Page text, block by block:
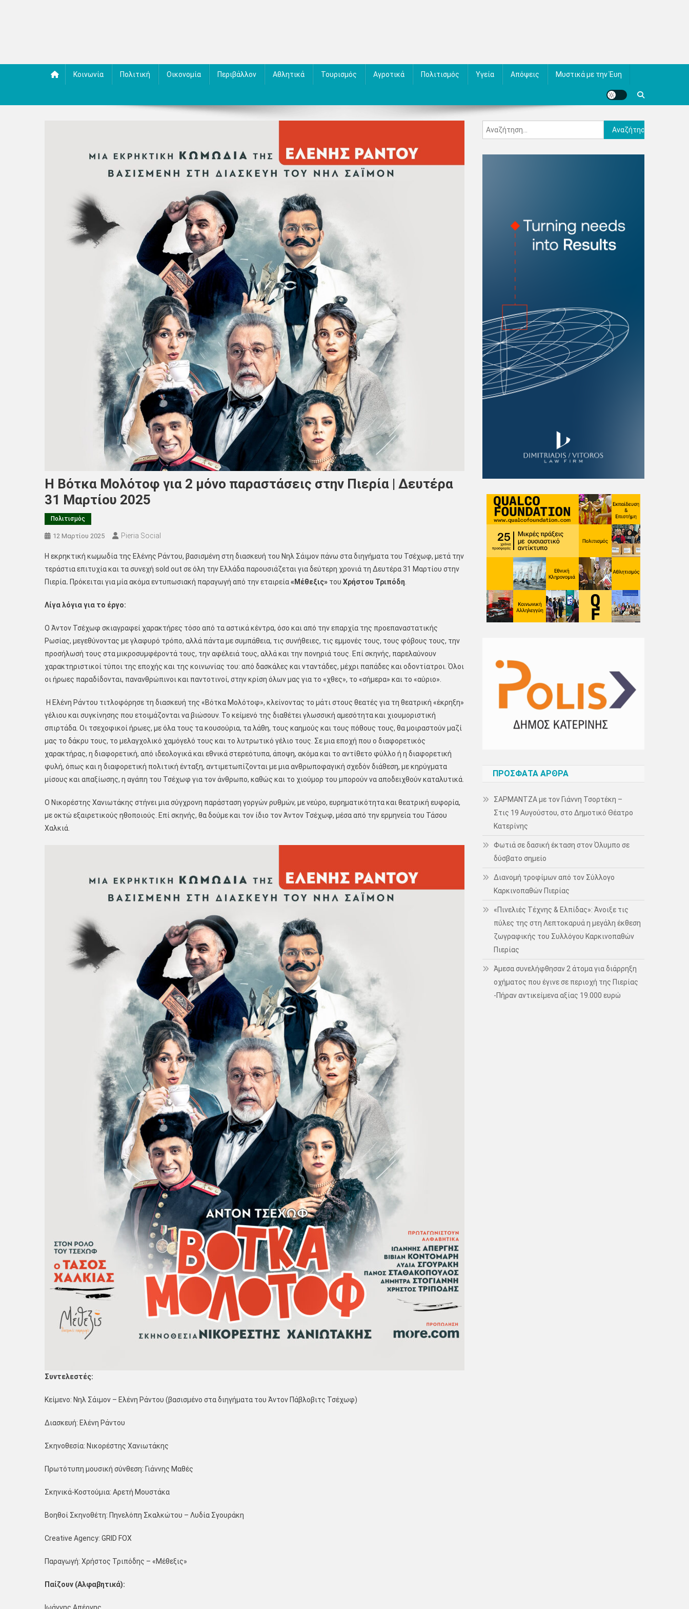
Κοινωνία Πολιτική Οικονομία Περιβάλλον Αθλητικά Τουρισμός Αγροτικά Πολιτισμός Υγεία Απόψεις Μυστικά με την Έυη
Η Βότκα Μολότοφ για 2 μόνο παραστάσεις στην Πιερία | Δευτέρα
31 Μαρτίου 2025
Πολιτισμός
12 Μαρτίου 2025 Pieria Social
Η εκρηκτική κωμωδία της Ελένης Ράντου, βασισμένη στη διασκευή του Νηλ Σάιμον πάνω στα διηγήματα του Τσέχωφ, μετά την
τεράστια επιτυχία και τα συνεχή sold out σε όλη την Ελλάδα παρουσιάζεται για δεύτερη χρονιά τη Δευτέρα 31 Μαρτίου στην
Πιερία. Πρόκειται για μία ακόμα εντυπωσιακή παραγωγή από την εταιρεία«Μέθεξις» του Χρήστου Τριπόδη
Λίγα λόγια για το έργο:
Ο Άντον Τσέχωφ σκιαγραφεί χαρακτήρες τόσο από τα αστικά κέντρα, όσο και από την επαρχία της προεπαναστατικής
Ρωσίας, μεγεθύνοντας με γλαφυρό τρόπο, αλλά πάντα με συμπάθεια, τις συνήθειες, τις εμμονές τους, τους φόβους τους, την
προσήλωσή τους στα μικροσυμφέροντά τους, την αφέλειά τους, αλλά και την πονηριά τους. Επί σκηνής, παρελαύνουν
χαρακτηριστικοί τύποι της εποχής και της κοινωνίας του: από δασκάλες και νταντάδες, μέχρι παπάδες και οδοντίατροι. Όλοι
οι ήρωες παραδίδονται, πανανθρώπινοι και παντοτινοί, στην κρίση όλων μας για το «χθες», το «σήμερα» και το «αύριο».
Η Ελένη Ράντου τιτλοφόρησε τη διασκευή της «Βότκα Μολότοφ», κλείνοντας το μάτι στους θεατές για τη θεατρική «έκρηξη»
γέλιου και συγκίνησης που ετοιμάζονται να βιώσουν. Το κείμενό της διαθέτει γλωσσική αμεσότητα και χιουμοριστική
σπιρτάδα. Οι τσεχοφικοί ήρωες, με όλα τους τα κουσούρια, τα λάθη, τους καημούς και τους πόθους τους, θα μοιραστούν μαζί
μας το δάκρυ τους, το μελαγχολικό χαμόγελό τους και το λυτρωτικό γέλιο τους. Σε μια εποχή που ο διαφορετικός
χαρακτήρας, η διαφορετική, από ιδεολογικά και εθνικά στερεότυπα, άποψη, ακόμα και το αντίθετο φύλλο ή η διαφορετική
φυλή, όπως και η διαφορετική πολιτική ένταξη, αντιμετωπίζονται με μια ανθρωποφαγική σχεδόν διάθεση, με κηρύγματα
μίσους και απαξίωσης, η αγάπη του Τσέχωφ για τον άνθρωπο, καθώς και το χιούμορ του μπορούν να αποδειχθούν καταλυτικά.
Ο Νικορέστης Χανιωτάκης στήνει μια σύγχρονη παράσταση γοργών ρυθμών, με νεύρο, ευρηματικότητα και θεατρική ευφορία,
με οκτώ εξαιρετικούς ηθοποιούς. Επί σκηνής, θα δούμε και τον ίδιο τον Άντον Τσέχωφ, μέσα από την ερμηνεία του Τάσου
Χαλκιά.
Συντελεστές:
Κείμενο: Νηλ Σάιμον – Ελένη Ράντου (βασισμένο στα διηγήματα του Άντον Πάβλοβιτς Τσέχωφ)
Διασκευή: Ελένη Ράντου
Σκηνοθεσία: Νικορέστης Χανιωτάκης
Πρωτότυπη μουσική σύνθεση: Γιάννης Μαθές
Σκηνικά-Κοστούμια: Αρετή Μουστάκα
Βοηθοί Σκηνοθέτη: Πηνελόπη Σκαλκώτου – Λυδία Σγουράκη
Creative Agency: GRID FOX
Παραγωγή: Χρήστος Τριπόδης – «Μέθεξις»
Παίζουν (Αλφαβητικά):
Αναζήτηση
για:
ΠΡΌΣΦΑΤΑ ΆΡΘΡΑ
ΣΑΡΜΑΝΤΖΑ με τον Γιάννη Τσορτέκη –
Στις 19 Αυγούστου, στο Δημοτικό Θέατρο
Κατερίνης
Φωτιά σε δασική έκταση στον Όλυμπο σε
δύσβατο σημείο
Διανομή τροφίμων από τον Σύλλογο
Καρκινοπαθών Πιερίας
«Πινελιές Τέχνης & Ελπίδας»: Άνοιξε τις
πύλες της στη Λεπτοκαρυά η μεγάλη έκθεση
ζωγραφικής του Συλλόγου Καρκινοπαθών
Πιερίας
Άμεσα συνελήφθησαν 2 άτομα για διάρρηξη
οχήματος που έγινε σε περιοχή της Πιερίας
-Πήραν αντικείμενα αξίας 19.000 ευρώ